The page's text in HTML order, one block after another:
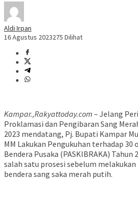
Aldi Irpan
16 Agustus 2023275 Dilihat
Kampar.,Rakyattoday.com – Jelang
Proklamasi dan Pengibaran Sang
2023 mendatang, Pj. Bupati Kampar
MM Lakukan Pengukuhan terhadap 30
Bendera Pusaka (PASKIBRAKA) Tahun
salah satu prosesi sebelum
bendera sang saka merah putih.